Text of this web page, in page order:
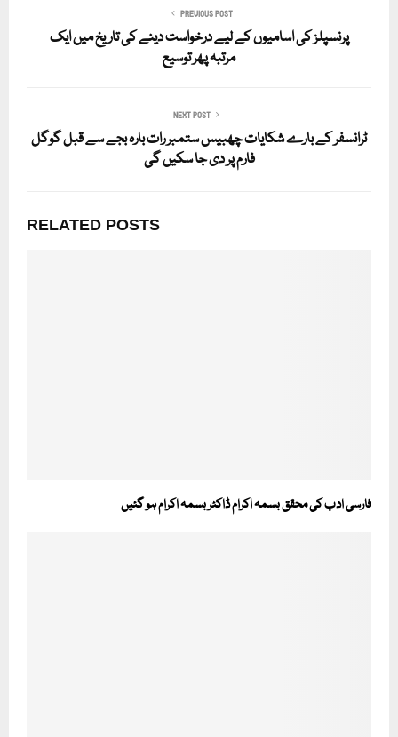
PREVIOUS POST
پرنسپلز کی اسامیوں کے لیے درخواست دینے کی تاریخ میں ایک
مرتبہ پھر توسیع
NEXT POST
ٹرانسفر کے بارے شکایات چھبیس ستمبر رات بارہ بجے سے قبل گوگل
فارم پر دی جا سکیں گی
RELATED POSTS
فارسی ادب کی محقق بسمہ اکرام ڈاکٹر بسمہ اکرام ہو گئیں